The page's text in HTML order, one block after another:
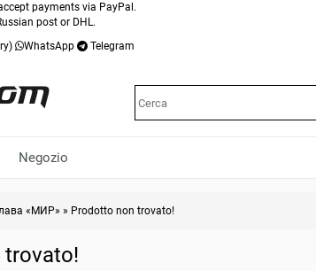
payments via PayPal.
post or DHL.
WhatsApp Telegram
Negozio
«МИР» » Prodotto non trovato!
trovato!